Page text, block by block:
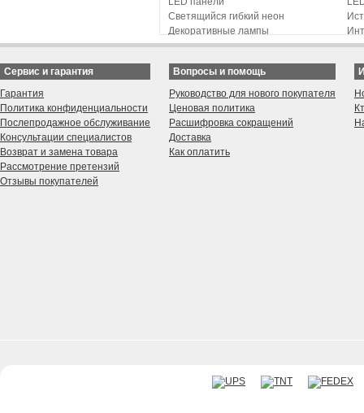
Светящийся гибкий неон
Декоративные лампы
Дистанционное управление и
Вывески с LED подсветкой
Буквы и цифры с гальваническим
покрытием
Сервис и гарантия
Гарантия
Политика конфиденциальности
Послепродажное обслуживание
Консультации специалистов
Возврат и замена товара
Рассмотрение претензий
Отзывы покупателей
Вопросы и помощь
Руководство для нового покупателя
Ценовая политика
Расшифровка сокращений
Доставка
Как оплатить